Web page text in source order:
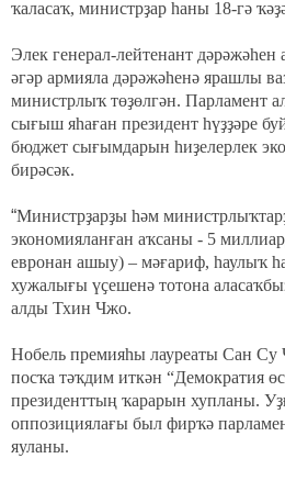
ҡаласаҡ, министрҙар һаны 18-гә
Элек генерал-лейтенант дәрәжәһен
әгәр армияла дәрәжәһенә ярашлы
министрлыҡ төҙөлгән. Парламент
сығыш яһаған президент һүҙҙәре
бюджет сығымдарын һиҙелерлек
бирәсәк.
“Министрҙарҙы һәм
экономияланған аҡсаны - 5
евронан ашыу) – мәғариф, һаулыҡ
хужалығы үҫешенә тотона
алды Тхин Чжо.
Нобель премияһы лауреаты Сан Су
посҡа тәҡдим иткән “Демократия
президенттың ҡарарын хупланы.
оппозициялағы был фирҡә
яуланы.